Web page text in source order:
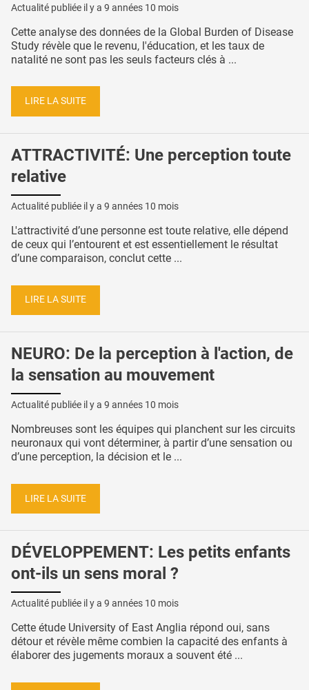
Actualité publiée il y a 9 années 10 mois
Cette analyse des données de la Global Burden of Disease
Study révèle que le revenu, l'éducation, et les taux de
natalité ne sont pas les seuls facteurs clés à ...
LIRE LA SUITE
ATTRACTIVITÉ: Une perception toute
relative
Actualité publiée il y a 9 années 10 mois
L'attractivité d’une personne est toute relative, elle dépend
de ceux qui l’entourent et est essentiellement le résultat
d’une comparaison, conclut cette ...
LIRE LA SUITE
NEURO: De la perception à l'action, de
la sensation au mouvement
Actualité publiée il y a 9 années 10 mois
Nombreuses sont les équipes qui planchent sur les circuits
neuronaux qui vont déterminer, à partir d’une sensation ou
d’une perception, la décision et le ...
LIRE LA SUITE
DÉVELOPPEMENT: Les petits enfants
ont-ils un sens moral ?
Actualité publiée il y a 9 années 10 mois
Cette étude University of East Anglia répond oui, sans
détour et révèle même combien la capacité des enfants à
élaborer des jugements moraux a souvent été ...